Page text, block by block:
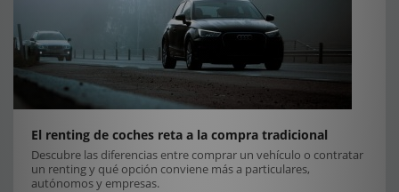
El renting de coches reta a la compra tradicional
Descubre las diferencias entre comprar un vehículo o contratar
un renting y qué opción conviene más a particulares,
autónomos y empresas.